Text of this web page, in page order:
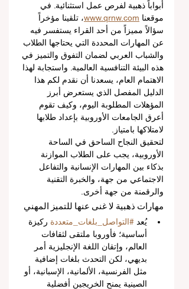
أبواباً ذهبية لفرص عمل استثنائية. في
موقعنا www.qrnw.com، تلقينا مؤخراً
سؤالاً مميزاً من أحد القراء يستفسر فيه
عن المهارات المحددة التي يحتاجها الطلاب
والشباب العربي لضمان التفوق والتميز في
هذه البيئة التنافسية العالمية. واستجابة لهذا
الاهتمام العام، يسعدنا أن نقدم لكم هذا
الدليل المفصل الذي يستعرض أبرز
المؤهلات المطلوبة اليوم، وكيف تقوم
أعرق الجامعات الأوروبية بإعداد طلابها
لامتلاكها بامتياز.
لتحقيق النجاح الساحق في الساحة
الأوروبية، يجب على الطلاب الموازنة
بذكاء بين المهارات الإنسانية والتفاعل
الاجتماعي من جهة، والخبرة التقنية
والرقمنة من جهة أخرى.
مهارات ذهبية لا غنى عنها للتميز المهني
يُعد #التواصل_بلغات_متعددة ركيزة
أساسية؛ فأوروبا ملتقى لثقافات
العالم، وإتقان اللغة الإنجليزية أمر
بديهي، لكن التحدث بلغات إضافية
مثل الفرنسية، الألمانية، الإسبانية، أو
الصينية يمنح الخريجين أفضلية